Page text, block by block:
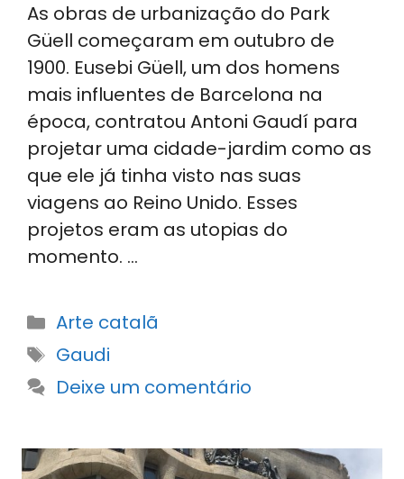
As obras de urbanização do Park
Güell começaram em outubro de
1900. Eusebi Güell, um dos homens
mais influentes de Barcelona na
época, contratou Antoni Gaudí para
projetar uma cidade-jardim como as
que ele já tinha visto nas suas
viagens ao Reino Unido. Esses
projetos eram as utopias do
momento. …
Categorias
Arte catalã
Etiquetas
Gaudi
Deixe um comentário